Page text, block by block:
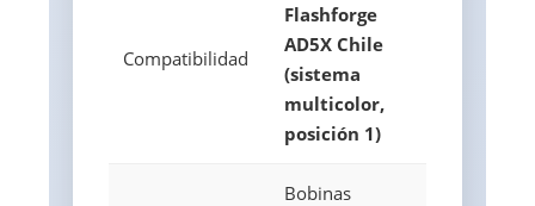
Compatibilidad
Flashforge
AD5X Chile
(sistema
multicolor,
posición 1)
Bobinas